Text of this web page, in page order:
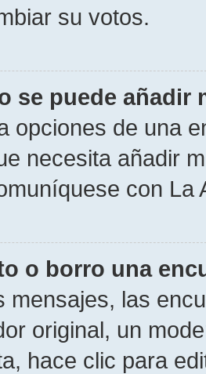
su votos.
se puede añadir
opciones de una
necesita añadir
con La
o borro una
mensajes, las
original, un
hace clic para